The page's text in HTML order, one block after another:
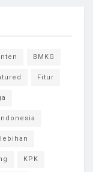
BMKG
Fitur
KPK